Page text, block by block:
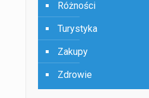
Różności
Turystyka
Zakupy
Zdrowie